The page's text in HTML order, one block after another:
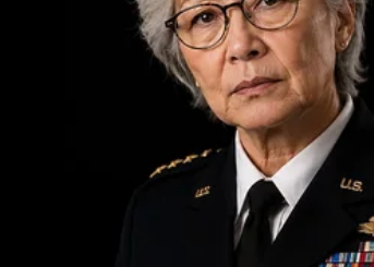
prática desse item reciclado,